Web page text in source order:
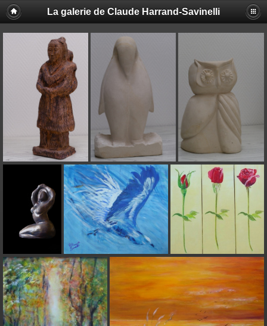
La galerie de Claude Harrand-Savinelli